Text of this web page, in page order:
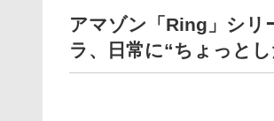
アマゾン「Ring」シリ
ラ、日常に“ちょっと